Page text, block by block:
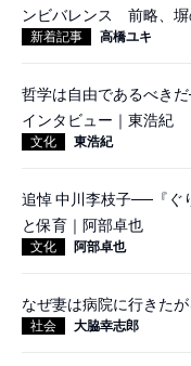
ンビバレンス 前略、塀
新着記事 高橋ユキ
哲学は自由であるべき
インタビュー｜東浩紀
文化 東浩紀
追悼 中川李枝子──『
と保育｜阿部卓也
文化 阿部卓也
なぜ妻は病院に行きた
社会 大脇幸志郎